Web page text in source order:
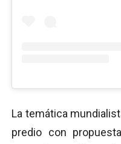
La temática
predio con